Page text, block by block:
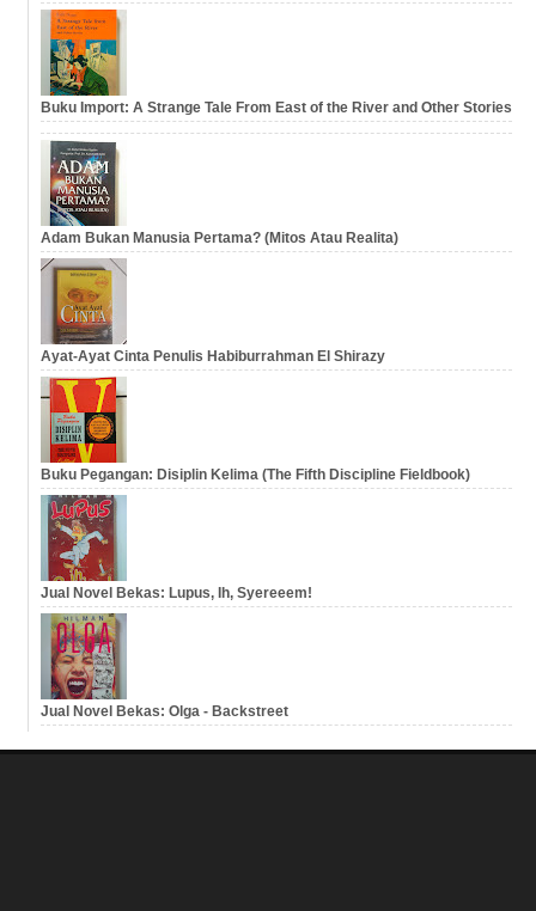
Buku Import: A Strange Tale From East of the River and Other Stories
Adam Bukan Manusia Pertama? (Mitos Atau Realita)
Ayat-Ayat Cinta Penulis Habiburrahman El Shirazy
Buku Pegangan: Disiplin Kelima (The Fifth Discipline Fieldbook)
Jual Novel Bekas: Lupus, Ih, Syereeem!
Jual Novel Bekas: Olga - Backstreet